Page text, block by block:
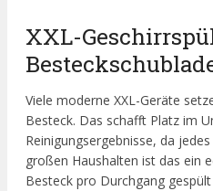
XXL-
Viele moderne XXL-Geräte
Besteck. Das schafft Platz im
Reinigungsergebnisse, da
großen Haushalten ist das ein
Besteck pro Durchgang